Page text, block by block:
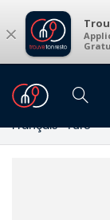
×
Restaurants
Restaurants à
Français · Turc